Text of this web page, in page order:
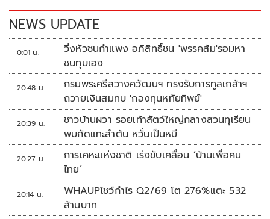
k k
NEWS UPDATE
0:01 น.
วิ่งหัวชนกำแพง อภิสิทธิ์ชน 'พรรคส้ม'รอมหา
ชนทุบเอง
20:48 น.
กรมพระศรีสวางควัฒนฯ ทรงรับการทูลเกล้าฯ
ถวายเงินสมทบ 'กองทุนหทัยทิพย์'
20:39 น.
ชาวบ้านผวา รอยเท้าสัตว์ใหญ่กลางสวนทุเรียน
พบกัดแทะลำต้น หวั่นเป็นหมี
20:27 น.
การเคหะแห่งชาติ เร่งขับเคลื่อน ‘บ้านเพื่อคน
ไทย’
20:14 น.
WHAUPโชว์กำไร Q2/69 โต 276%แตะ 532
ล้านบาท